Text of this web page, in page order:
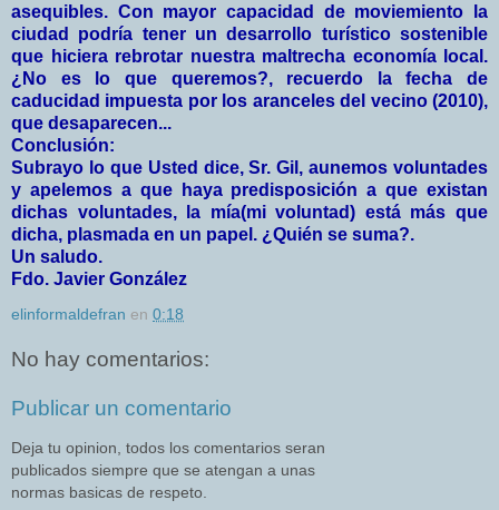
asequibles. Con mayor capacidad de moviemiento la
ciudad podría tener un desarrollo turístico sostenible
que hiciera rebrotar nuestra maltrecha economía local.
¿No es lo que queremos?, recuerdo la fecha de
caducidad impuesta por los aranceles del vecino (2010),
que desaparecen...
Conclusión:
Subrayo lo que Usted dice, Sr. Gil, aunemos voluntades
y apelemos a que haya predisposición a que existan
dichas voluntades, la mía(mi voluntad) está más que
dicha, plasmada en un papel. ¿Quién se suma?.
Un saludo.
Fdo. Javier González
elinformaldefran en 0:18
No hay comentarios:
Publicar un comentario
Deja tu opinion, todos los comentarios seran
publicados siempre que se atengan a unas
normas basicas de respeto.